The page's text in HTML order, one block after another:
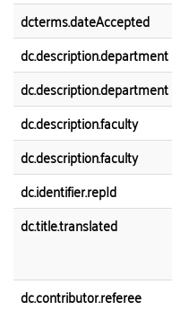
dcterms.dateAccepted
dc.description.department
dc.description.department
dc.description.faculty
dc.description.faculty
dc.identifier.repId
dc.title.translated
dc.contributor.referee